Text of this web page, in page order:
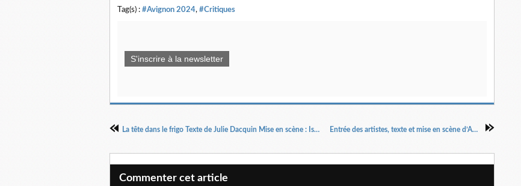
Tag(s) : #Avignon 2024, #Critiques
S'inscrire à la newsletter
La tête dans le frigo Texte de Julie Dacquin Mise en scène : Isabelle Paternotte Entrée des artistes, texte et mise en scène d’Ahmed Madani
Commenter cet article